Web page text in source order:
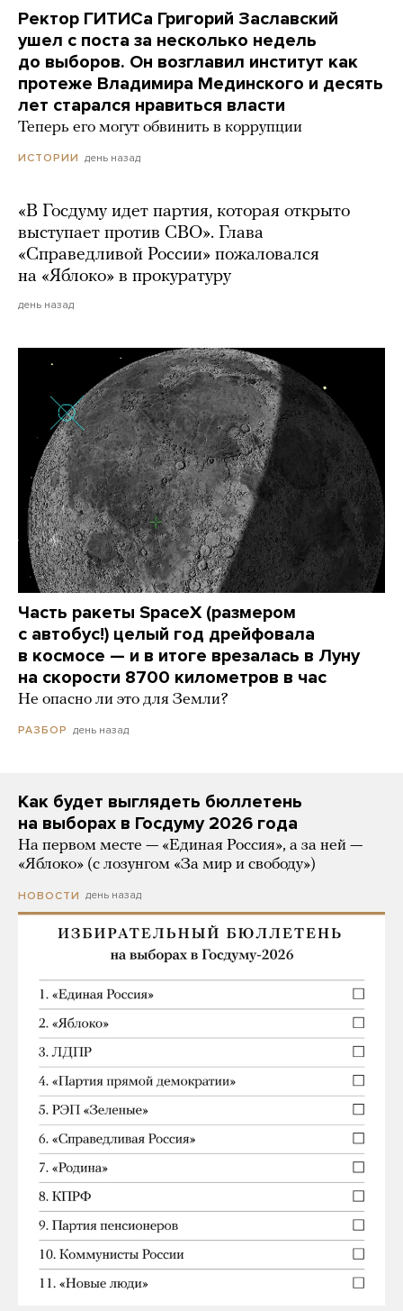
Ректор ГИТИСа Григорий Заславский
ушел с поста за несколько недель
до выборов. Он возглавил институт как
протеже Владимира Мединского и десять
лет старался нравиться власти
Теперь его могут обвинить в коррупции
ИСТОРИИ день назад
«В Госдуму идет партия, которая открыто
выступает против СВО». Глава
«Справедливой России» пожаловался
на «Яблоко» в прокуратуру
день назад
Часть ракеты SpaceX (размером
с автобус!) целый год дрейфовала
в космосе — и в итоге врезалась в Луну
на скорости 8700 километров в час
Не опасно ли это для Земли?
РАЗБОР день назад
Как будет выглядеть бюллетень
на выборах в Госдуму 2026 года
На первом месте — «Единая Россия», а за ней —
«Яблоко» (с лозунгом «За мир и свободу»)
НОВОСТИ день назад